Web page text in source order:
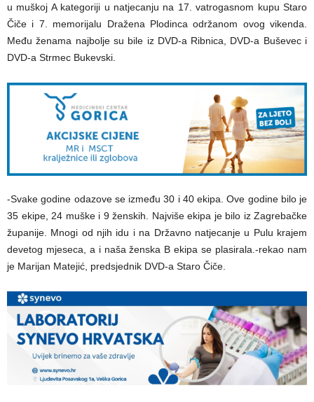
u muškoj A kategoriji u natjecanju na 17. vatrogasnom kupu Staro
Čiče i 7. memorijalu Dražena Plodinca održanom ovog vikenda.
Među ženama najbolje su bile iz DVD-a Ribnica, DVD-a Buševec i
DVD-a Strmec Bukevski.
-Svake godine odazove se između 30 i 40 ekipa. Ove godine bilo je
35 ekipe, 24 muške i 9 ženskih. Najviše ekipa je bilo iz Zagrebačke
županije. Mnogi od njih idu i na Državno natjecanje u Pulu krajem
devetog mjeseca, a i naša ženska B ekipa se plasirala.-rekao nam
je Marijan Matejić, predsjednik DVD-a Staro Čiče.